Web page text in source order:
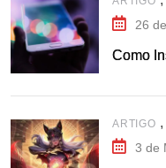
26
Como
ARTIGO ,
3 de